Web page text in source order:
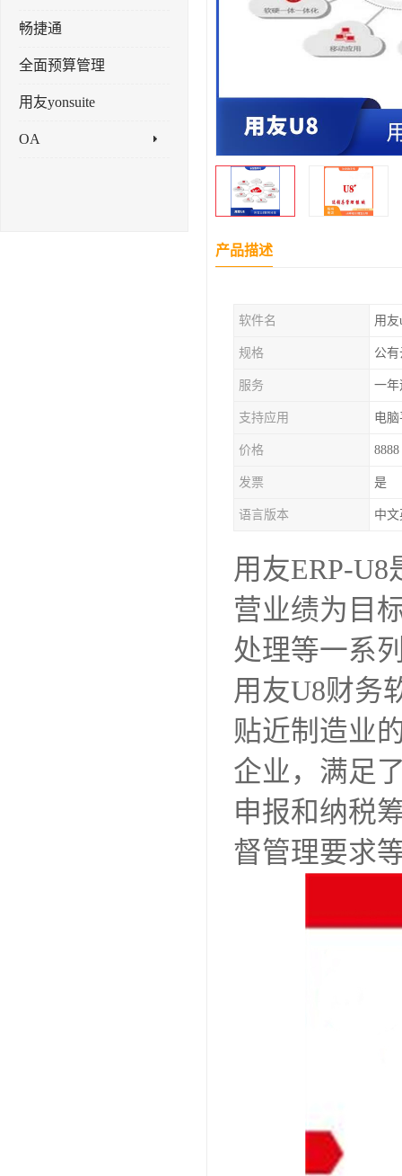
畅捷通
全面预算管理
用友yonsuite
OA
产品描述
软件名 用友
规格 公有
服务 一年
支持应用 电
价格 8888
发票 是
语言版本 中
用友ERP-
营业绩为目
处理等一系
用友U8财务
贴近制造业
企业，满足
申报和纳税
督管理要求